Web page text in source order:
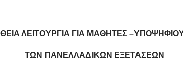
ΘΕΙΑ ΛΕΙΤΟΥΡΓΙΑ ΓΙΑ ΜΑΘΗΤΕΣ
ΤΩΝ ΠΑΝΕΛΛΑΔΙΚΩΝ ΕΞΕΤΑΣΕΩΝ